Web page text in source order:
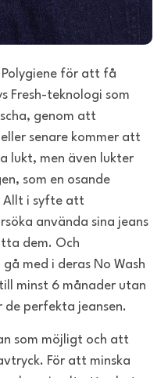
Polygiene för att få
Fresh-teknologi som
genom att
senare kommer att
lukt, men även lukter
som en osande
Allt i syfte att
använda sina jeans
dem. Och
med i deras No Wash
minst 6 månader utan
perfekta jeansen.
som möjligt och att
För att minska